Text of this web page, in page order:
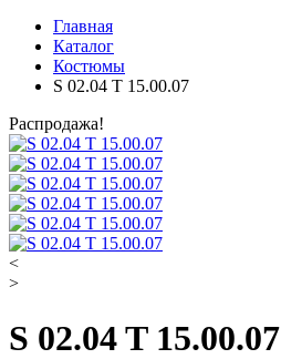
Главная
Каталог
Костюмы
S 02.04 T 15.00.07
Распродажа!
<
>
S 02.04 T 15.00.07